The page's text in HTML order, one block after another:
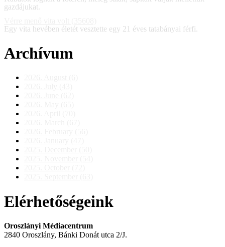
gazdájukat.
Egy vita hevében életét vesztette egy 21 éves tatabányai férfi.
Archívum
Elérhetőségeink
Oroszlányi Médiacentrum
2840 Oroszlány, Bánki Donát utca 2/J.